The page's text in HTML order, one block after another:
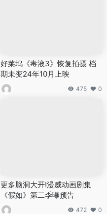
好莱坞《毒液3》恢复拍摄 档
期未变24年10月上映
475 0
更多脑洞大开!漫威动画剧集
《假如》第二季曝预告
472 0